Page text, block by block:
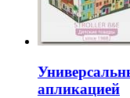
апликацией